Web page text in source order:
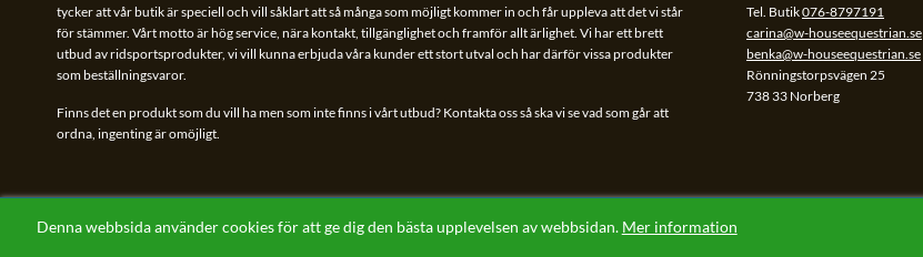
Denna webbsida använder cookies för att ge dig den bästa upplevelsen av webbsidan. Mer information
tycker att vår butik är speciell och vill såklart att så många som möjligt kommer in och får uppleva att det vi står
för stämmer. Vårt motto är hög service, nära kontakt, tillgänglighet och framför allt ärlighet. Vi har ett brett
utbud av ridsportsprodukter, vi vill kunna erbjuda våra kunder ett stort utval och har därför vissa produkter
som beställningsvaror.
Finns det en produkt som du vill ha men som inte finns i vårt utbud? Kontakta oss så ska vi se vad som går att
ordna, ingenting är omöjligt.
Tel. Butik076-8797191
carina@w-houseequestrian.se
benka@w-houseequestrian.se
Rönningstorpsvägen 25
738 33 Norberg